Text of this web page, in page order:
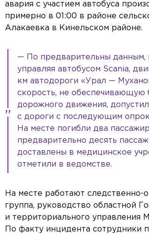
авария с участием автобуса
примерно в 01:00 в районе
Алакаевка в Кинельском районе.
— По предварительны данным,
управляя автобусом Scania,
км автодороги «Урал —
скорость, не обеспечивающую
дорожного движения,
с дороги с последующим
На месте погибли два
предварительно десять
доставлены в медицинское
отметили в ведомстве.
На месте работают следственно-
группа, руководство областной
и территориального управления
По факту инцидента сотрудники